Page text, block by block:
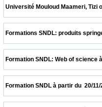
Université Mouloud
Formations SNDL: produits
Formation SNDL: Web of
Formation SNDL à partir